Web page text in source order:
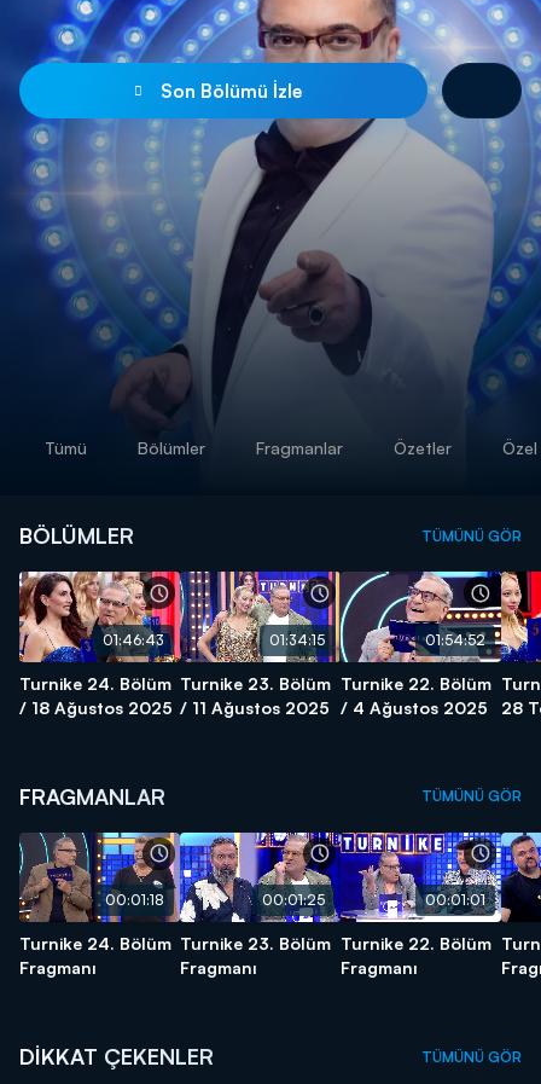
Son Bölümü İzle
Tümü Bölümler Fragmanlar Özetler
BÖLÜMLER TÜMÜNÜ GÖR
01:46:43
Turnike 24. Bölüm
/ 18 Ağustos 2025
01:34:15
Turnike 23. Bölüm
/ 11 Ağustos 2025
01:54:52
Turnike 22. Bölüm
/ 4 Ağustos 2025
28
FRAGMANLAR TÜMÜNÜ GÖR
00:01:18
Turnike 24. Bölüm
Fragmanı
00:01:25
Turnike 23. Bölüm
Fragmanı
00:01:01
Turnike 22. Bölüm
Fragmanı
DİKKAT ÇEKENLER TÜMÜNÜ GÖR